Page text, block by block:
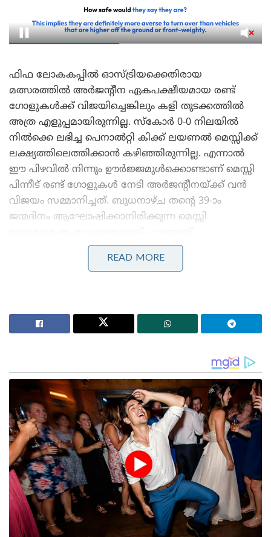
ഫിഫ ലോകകപ്പിൽ ഓസ്ട്രിയക്കെതിരായ
മത്സരത്തിൽ അർജന്റീന ഏകപക്ഷീയമായ രണ്ട്
ഗോളുകൾക്ക് വിജയിച്ചെങ്കിലും കളി തുടക്കത്തിൽ
അത്ര എളുപ്പമായിരുന്നില്ല. സ്കോർ 0-0 നിലയിൽ
നിൽക്കെ ലഭിച്ച പെനാൽറ്റി കിക്ക് ലയണൽ മെസ്സിക്ക്
ലക്ഷ്യത്തിലെത്തിക്കാൻ കഴിഞ്ഞിരുന്നില്ല. എന്നാൽ
ഈ പിഴവിൽ നിന്നും ഊർജ്ജമുൾക്കൊണ്ടാണ് മെസ്സി
പിന്നീട് രണ്ട് ഗോളുകൾ നേടി അർജന്റീനയ്ക്ക് വൻ
വിജയം സമ്മാനിച്ചത്. ബുധനാഴ്ച തന്റെ 39-ാം
ജന്മദിനം ആഘോഷിക്കാനിരിക്കുന്ന മെസ്സി
കോമൺവെൽത്ത് ഗെയിംസ് പതാക ഏറ്റുവാങ്ങി
ഗുജറാത്ത് മുഖ്യമന്ത്രി; 2030ൽ അഹമ്മദാബാദ്
വേദിയാകും
പ്രിയക്കും സാക്ഷിക്കും അരുന്ധതിക്കും സ്വർണം;
ലവ്‌ലിനയ്ക്ക് വെള്ളി
“ഇന്ന് കളിയിൽ ഞാൻ എന്നോട് തന്നെ കടുത്ത ദേഷ്യം
തോന്നിയ ഒരു നിമിഷമുണ്ടായിരുന്നു. കാരണം
എനിക്ക് ലഭിച്ച ആ പെനാൽറ്റി ഞാൻ പാഴാക്കി, വളരെ
മോശം ഷോട്ടായിരുന്നു അത്. എന്നാൽ ഭാഗ്യവശാൽ
ആ സാഹചര്യത്തെ അനുകൂലമാക്കി മാറ്റാനും ലീഡ്
നേടാനും ഞങ്ങൾക്ക് കഴിഞ്ഞു. വളരെ പ്രധാനപ്പെട്ട
മൂന്ന് പോയിന്റുകളാണ് ഇന്ന് അർജന്റീന
സ്വന്തമാക്കിയത്.”
READ MORE